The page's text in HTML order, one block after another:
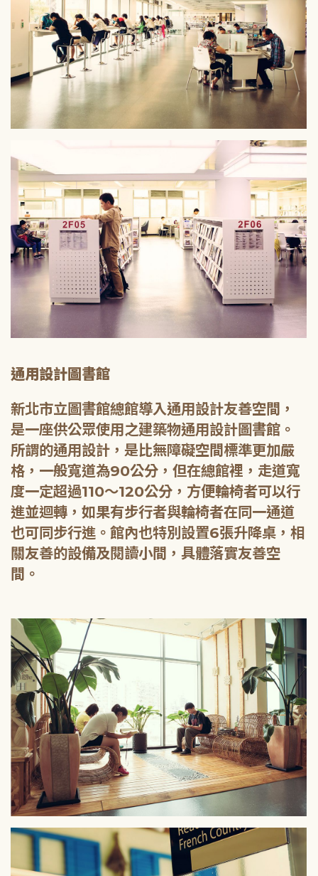
通用設計圖書館
新北市立圖書館總館導入通用設計友善空間，
是一座供公眾使用之建築物通用設計圖書館。
所謂的通用設計，是比無障礙空間標準更加嚴
格，一般寬道為90公分，但在總館裡，走道寬
度一定超過110～120公分，方便輪椅者可以行
進並迴轉，如果有步行者與輪椅者在同一通道
也可同步行進。館內也特別設置6張升降桌，相
關友善的設備及閱讀小間，具體落實友善空
間。